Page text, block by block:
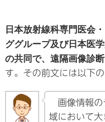
日本放射線科専門医会
ググループ及び日本医
の共同で、遠隔画像診
す。その前文には以下
画像情報の
域において大